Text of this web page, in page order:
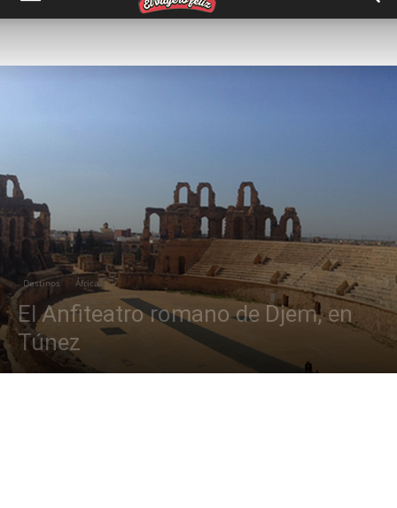
Destinos África
El Anfiteatro romano de Djem, en
Túnez